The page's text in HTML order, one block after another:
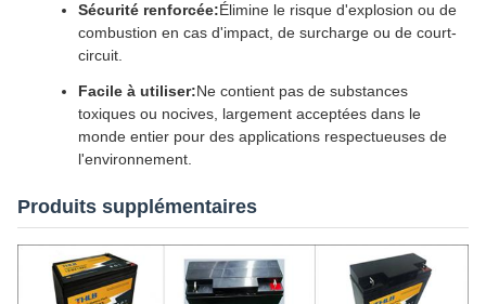
Sécurité renforcée:Élimine le risque d'explosion ou de
combustion en cas d'impact, de surcharge ou de court-
circuit.
Facile à utiliser:Ne contient pas de substances
toxiques ou nocives, largement acceptées dans le
monde entier pour des applications respectueuses de
l'environnement.
Produits supplémentaires